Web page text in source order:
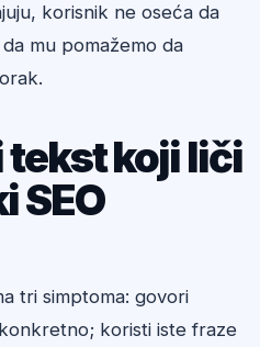
korisnik ne oseća da
mu pomažemo da
tekst koji liči
SEO
tri simptoma: govori
koristi iste fraze